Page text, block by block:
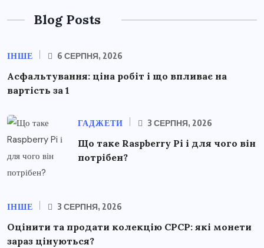
Blog Posts
ІНШЕ 6 СЕРПНЯ, 2026
Асфальтування: ціна робіт і що впливає на
вартість за 1
ГАДЖЕТИ 3 СЕРПНЯ, 2026
Що таке Raspberry Pi і для чого він
потрібен?
ІНШЕ 3 СЕРПНЯ, 2026
Оцінити та продати колекцію СРСР: які монети
зараз цінуються?